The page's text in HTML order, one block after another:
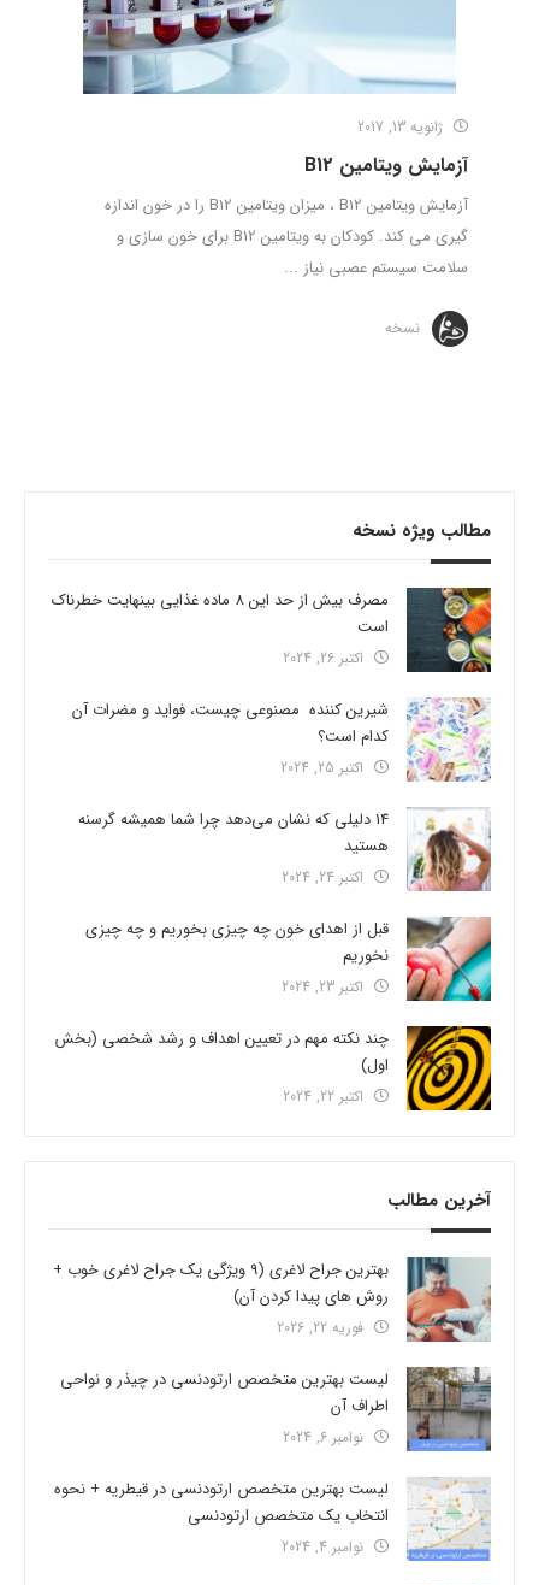
ژانویه 13, 2017
آزمایش ویتامین B12
آزمایش ویتامین B12 ، میزان ویتامین B12 را در خون اندازه
گیری می کند. کودکان به ویتامین B12 برای خون سازی و
سلامت سیستم عصبی نیاز ...
نسخه
مطالب ویژه نسخه
مصرف بیش از حد این 8 ماده غذایی بینهایت خطرناک
است
اکتبر 26, 2024
شیرین کننده مصنوعی چیست، فواید و مضرات آن
کدام است؟
اکتبر 25, 2024
14 دلیلی که نشان می‌دهد چرا شما همیشه گرسنه
هستید
اکتبر 24, 2024
قبل از اهدای خون چه چیزی بخوریم و چه چیزی
نخوریم
اکتبر 23, 2024
چند نکته مهم در تعیین اهداف و رشد شخصی (بخش
اول)
اکتبر 22, 2024
آخرین مطالب
بهترین جراح لاغری (9 ویژگی یک جراح لاغری خوب +
روش های پیدا کردن آن)
فوریه 22, 2026
لیست بهترین متخصص ارتودنسی در چیذر و نواحی
اطراف آن
نوامبر 6, 2024
لیست بهترین متخصص ارتودنسی در قیطریه + نحوه
انتخاب یک متخصص ارتودنسی
نوامبر 4, 2024